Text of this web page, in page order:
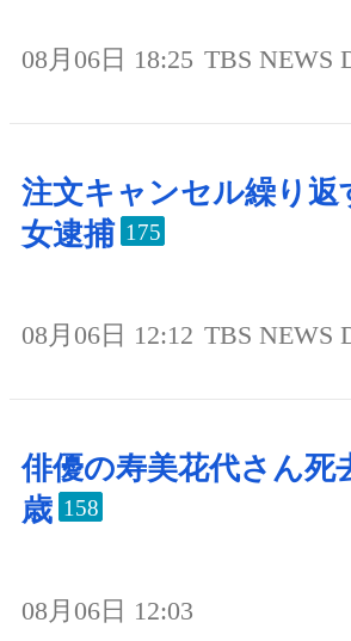
08月06日 18:25 TBS NEWS
注文キャンセル繰り返
女逮捕 175
08月06日 12:12 TBS NEWS
俳優の寿美花代さん死
歳 158
08月06日 12:03